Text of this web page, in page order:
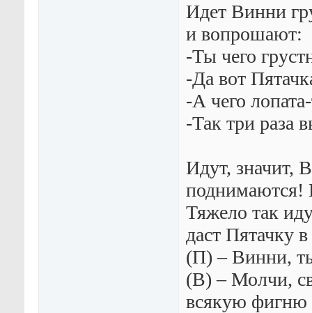
Идет Винни
и вопpошают:
-Ты чего
-Да вот
-А чего
-Так тpи pаза
Идут, значит,
поднимаются!
Тяжело так
даст Пятачку
(П) – Винни,
(В) – Молчи,
всякую